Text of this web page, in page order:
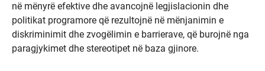
në mënyrë efektive dhe avancojnë legjislacionin dhe
politikat programore që rezultojnë në mënjanimin e
diskriminimit dhe zvogëlimin e barrierave, që burojnë nga
paragjykimet dhe stereotipet në baza gjinore.